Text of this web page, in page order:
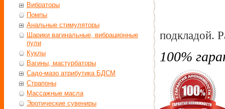
подкладой.
100%
Вибраторы
Помпы
Анальные стимуляторы
Шарики вагинальные, вибрационные
пули
Куклы
Вагины, мастурбаторы
Садо-мазо атрибутика БДСМ
Страпоны
Массажные масла
Эротические сувениры